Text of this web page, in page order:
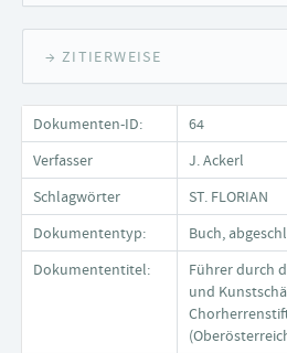
Suche nach Schlagwort
→ ZITIERWEISE
Dokumenten-ID:
64
Verfasser
J. Ackerl
Schlagwörter
ST. FLORIAN
Dokumententyp:
Buch,
Dokumententitel:
Führer durch
und